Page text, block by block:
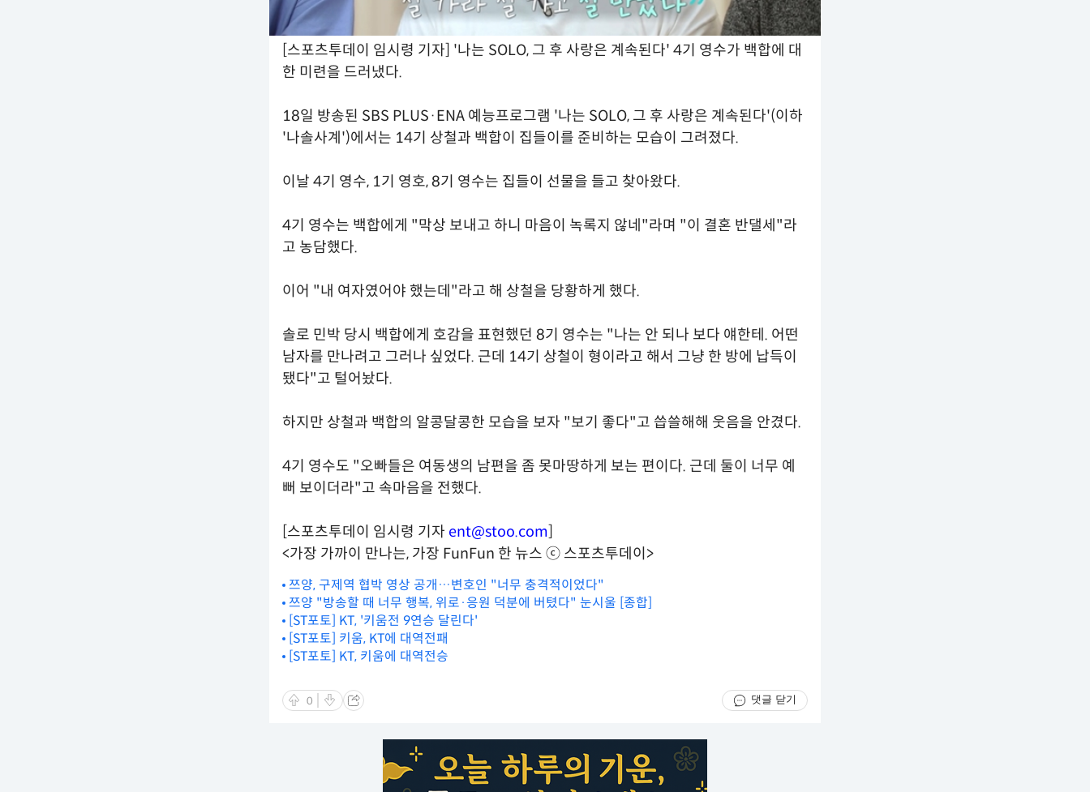
[스포츠투데이 임시령 기자] '나는 SOLO, 그 후 사랑은 계속된다' 4기 영수가 백합에 대
한 미련을 드러냈다.
18일 방송된 SBS PLUS·ENA 예능프로그램 '나는 SOLO, 그 후 사랑은 계속된다'(이하
'나솔사계')에서는 14기 상철과 백합이 집들이를 준비하는 모습이 그려졌다.
이날 4기 영수, 1기 영호, 8기 영수는 집들이 선물을 들고 찾아왔다.
4기 영수는 백합에게 "막상 보내고 하니 마음이 녹록지 않네"라며 "이 결혼 반댈세"라
고 농담했다.
이어 "내 여자였어야 했는데"라고 해 상철을 당황하게 했다.
솔로 민박 당시 백합에게 호감을 표현했던 8기 영수는 "나는 안 되나 보다 얘한테. 어떤
남자를 만나려고 그러나 싶었다. 근데 14기 상철이 형이라고 해서 그냥 한 방에 납득이
됐다"고 털어놨다.
하지만 상철과 백합의 알콩달콩한 모습을 보자 "보기 좋다"고 씁쓸해해 웃음을 안겼다.
4기 영수도 "오빠들은 여동생의 남편을 좀 못마땅하게 보는 편이다. 근데 둘이 너무 예
뻐 보이더라"고 속마음을 전했다.
[스포츠투데이 임시령 기자 ent@stoo.com
<가장 가까이 만나는, 가장 FunFun 한 뉴스 ⓒ 스포츠투데이>
쯔양, 구제역 협박 영상 공개…변호인 "너무 충격적이었다"
쯔양 "방송할 때 너무 행복, 위로·응원 덕분에 버텼다" 눈시울 [종합]
[ST포토] KT, '키움전 9연승 달린다'
[ST포토] 키움, KT에 대역전패
[ST포토] KT, 키움에 대역전승
0 댓글 닫기